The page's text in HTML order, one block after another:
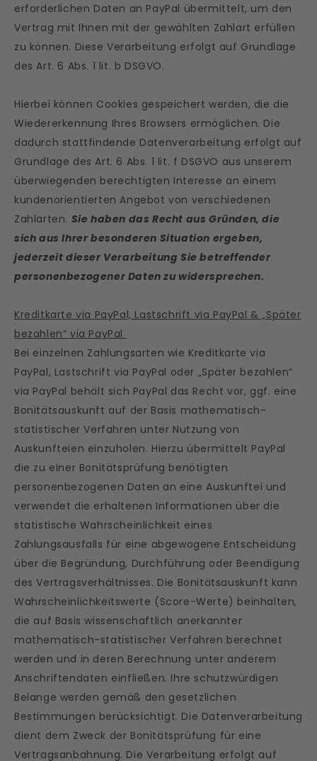
erforderlichen Daten an PayPal übermittelt, um den
Vertrag mit Ihnen mit der gewählten Zahlart erfüllen
zu können. Diese Verarbeitung erfolgt auf Grundlage
des Art. 6 Abs. 1 lit. b DSGVO.
Hierbei können Cookies gespeichert werden, die die
Wiedererkennung Ihres Browsers ermöglichen. Die
dadurch stattfindende Datenverarbeitung erfolgt auf
Grundlage des Art. 6 Abs. 1 lit. f DSGVO aus unserem
überwiegenden berechtigten Interesse an einem
kundenorientierten Angebot von verschiedenen
Zahlarten. Sie haben das Recht aus Gründen, die
sich aus Ihrer besonderen Situation ergeben,
jederzeit dieser Verarbeitung Sie betreffender
personenbezogener Daten zu widersprechen.
Kreditkarte via PayPal, Lastschrift via PayPal & „Später
bezahlen“ via PayPal
Bei einzelnen Zahlungsarten wie Kreditkarte via
PayPal, Lastschrift via PayPal oder „Später bezahlen“
via PayPal behält sich PayPal das Recht vor, ggf. eine
Bonitätsauskunft auf der Basis mathematisch-
statistischer Verfahren unter Nutzung von
Auskunfteien einzuholen. Hierzu übermittelt PayPal
die zu einer Bonitätsprüfung benötigten
personenbezogenen Daten an eine Auskunftei und
verwendet die erhaltenen Informationen über die
statistische Wahrscheinlichkeit eines
Zahlungsausfalls für eine abgewogene Entscheidung
über die Begründung, Durchführung oder Beendigung
des Vertragsverhältnisses. Die Bonitätsauskunft kann
Wahrscheinlichkeitswerte (Score-Werte) beinhalten,
die auf Basis wissenschaftlich anerkannter
mathematisch-statistischer Verfahren berechnet
werden und in deren Berechnung unter anderem
Anschriftendaten einfließen. Ihre schutzwürdigen
Belange werden gemäß den gesetzlichen
Bestimmungen berücksichtigt. Die Datenverarbeitung
dient dem Zweck der Bonitätsprüfung für eine
Vertragsanbahnung. Die Verarbeitung erfolgt auf